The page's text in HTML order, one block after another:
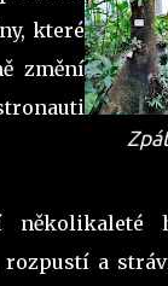
které
změní
několikaleté
a